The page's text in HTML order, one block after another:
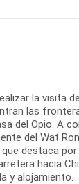
la visita
las
del Opio. A
del Wat
destaca
hacia